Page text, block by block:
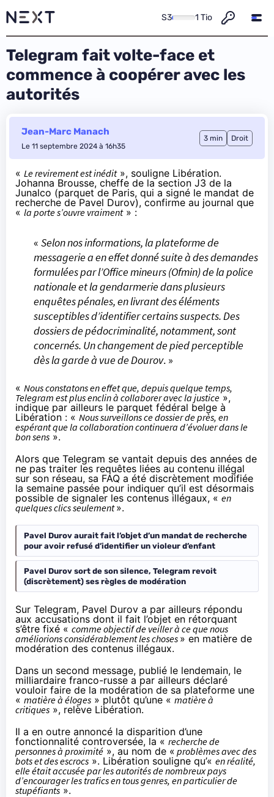
S3 1 Tio
Telegram fait volte-face et
commence à coopérer avec les
autorités
Jean-Marc Manach
Le 11 septembre 2024 à 16h35
3 min Droit
« Le revirement est inédit», souligne Libération.
Johanna Brousse, cheffe de lasection J3 de la
Junalco (parquet de Paris, qui a signé le mandat de
recherche de Pavel Durov), confirme au journal que
« la porte s’ouvre vraiment» :
« Selon nos informations, la plateforme de
messagerie a en effet donné suite à des demandes
formulées par l’Office mineurs (Ofmin) de la police
nationale et la gendarmerie dans plusieurs
enquêtes pénales, en livrant des éléments
susceptibles d’identifier certains suspects. Des
dossiers de pédocriminalité, notamment, sont
concernés. Un changement de pied perceptible
dès la garde à vue de Dourov. »
« Nous constatons en effet que, depuis quelque temps,
Telegram est plus enclin à collaborer avec la justice »,
indique par ailleurs le parquet fédéral belge à
Libération : « Nous surveillons ce dossier de près, en
espérant que la collaboration continuera d’évoluer dans le
bon sens ».
Alors que Telegram se vantait depuis des années de
ne pas traiter les requêtes liées au contenu illégal
sur son réseau, sa FAQ a été discrètement modifiée
la semaine passée pour indiquer qu’il est désormais
possible de signaler les contenus illégaux, « en
quelques clics seulement».
Pavel Durov aurait fait l’objet d’un mandat de recherche
pour avoir refusé d’identifier un violeur d’enfant
Pavel Durov sort de son silence, Telegram revoit
(discrètement) ses règles de modération
Sur Telegram, Pavel Durov a par ailleurs répondu
aux accusations dont il fait l’objet en rétorquant
s’être fixé « comme objectif de veiller à ce que nous
améliorions considérablement les choses » en matière de
modération des contenus illégaux.
Dans un second message, publié le lendemain, le
milliardaire franco-russe a par ailleurs déclaré
vouloir faire de la modération de sa plateforme une
« matière à éloges » plutôt qu’une « matière à
critiques », relève Libération.
Il a en outre annoncé la disparition d’une
fonctionnalité controversée, la « recherche de
personnes à proximité », au nom de « problèmes avec des
bots et des escrocs ». Libération souligne qu’« en réalité,
elle était accusée par les autorités de nombreux pays
d’encourager les trafics en tous genres, en particulier de
stupéfiants ».